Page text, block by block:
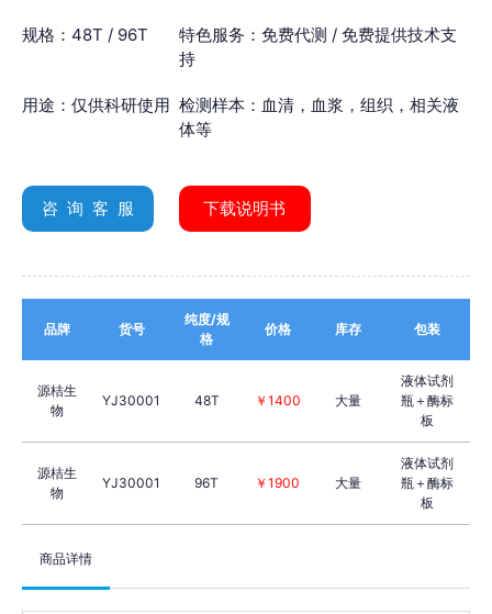
规格：48T / 96T
特色服务：免费代测 / 免费提供技术支
持
用途：仅供科研使用 检测样本：血清，血浆，组织，相关液
体等
咨 询 客 服 下载说明书
品牌 货号
纯度/规
格
价格 库存 包装
源桔生
物
YJ30001 48T ￥1400 大量
液体试剂
瓶＋酶标
板
源桔生
物
YJ30001 96T ￥1900 大量
液体试剂
瓶＋酶标
板
商品详情